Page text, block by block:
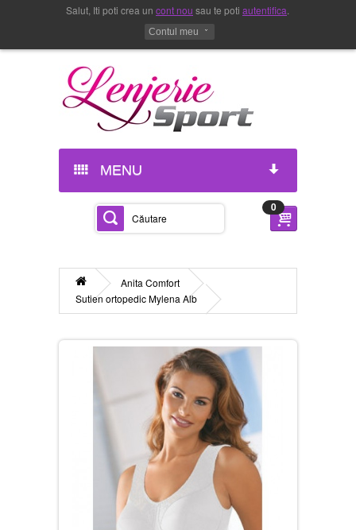
Salut, Iti poti crea un cont nou sau te poti autentifica
Contul meu
MENU
0
Anita Comfort
Sutien ortopedic Mylena Alb